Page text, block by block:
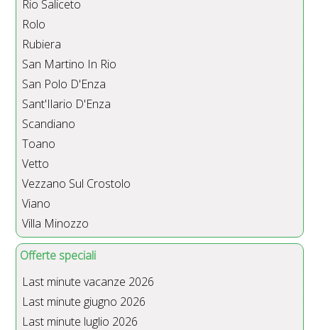
Rio Saliceto
Rolo
Rubiera
San Martino In Rio
San Polo D'Enza
Sant'Ilario D'Enza
Scandiano
Toano
Vetto
Vezzano Sul Crostolo
Viano
Villa Minozzo
Offerte speciali
Last minute vacanze 2026
Last minute giugno 2026
Last minute luglio 2026